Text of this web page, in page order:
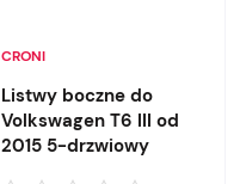
CRONI
Listwy boczne do
Volkswagen T6 III od
2015 5-drzwiowy